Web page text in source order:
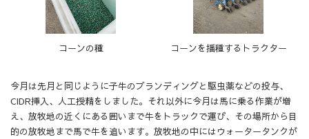
コーンの種 コーンを播種するトラクター
今月は先月と同じように子牛のブランディングと駆虫薬などの投与、
CIDR挿入、人工授精をしました。それ以外に今月は馬に乗る作業が増
え、放牧地の近くにある囲いまで牛をトラックで運び、その場所から目
的の放牧地まで馬で牛を追います。放牧地の中にはウォータータンクが